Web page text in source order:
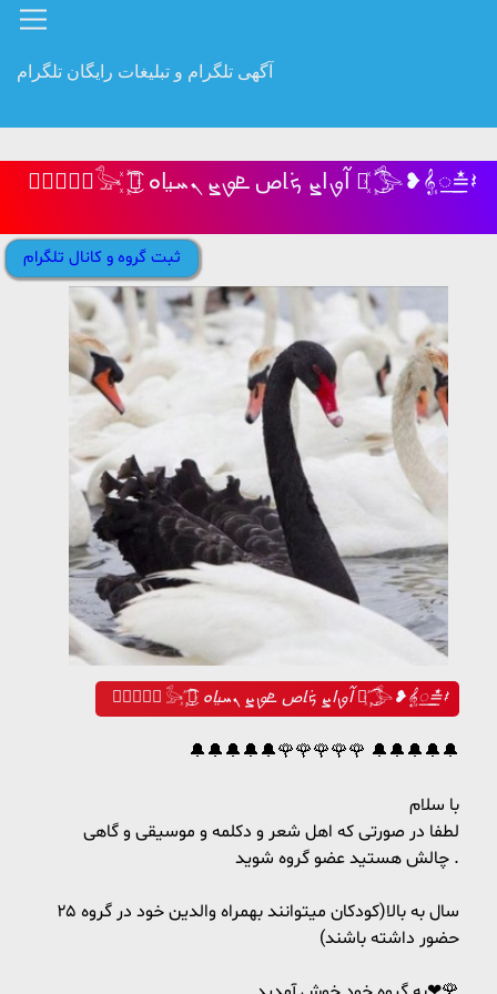
آگهی تلگرام و تبلیغات رایگان تلگرام
𝄽≛𝄠꯭❥𓅭 ͜͡꙰ ߊ߬‌ࡐ‌ߊ‌ܨ ܟܿߊ‌ص ܧࡐ‌ܨ ܢܚࡅ࡙ߊ‌ܘ  ͜͡꙰𓅭❥𝄠꯭≛𝄽
ثبت گروه و کانال تلگرام
𝄽≛𝄠꯭❥𓅭 ͜͡꙰ ߊ߬‌ࡐ‌ߊ‌ܨ ܟܿߊ‌ص ܧࡐ‌ܨ ܢܚࡅ࡙ߊ‌ܘ  ͜͡꙰𓅭❥𝄠꯭≛𝄽
🔔🔔🔔🔔🔔🌹🌹🌹🌹🌹 🔔🔔🔔🔔🔔
با سلام
لطفا در صورتی که اهل شعر و دکلمه و موسیقی و گاهی
چالش هستید عضو گروه شوید .
۲۵ سال به بالا(کودکان میتوانند بهمراه والدین خود در گروه
حضور داشته باشند)